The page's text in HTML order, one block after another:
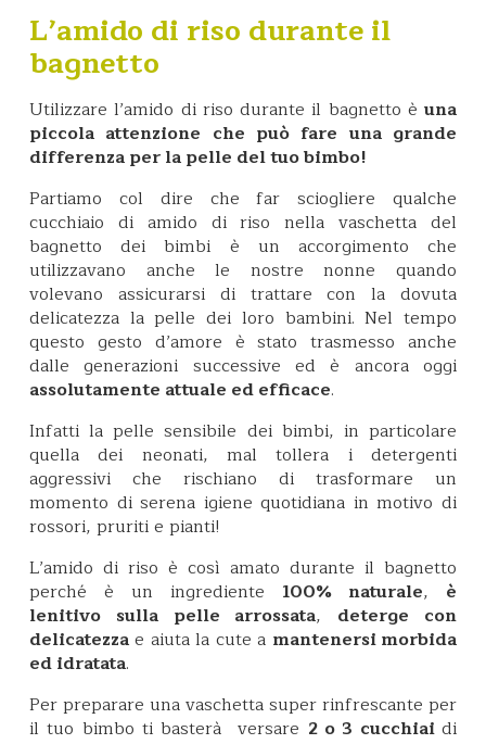
L’amido di riso durante il
bagnetto
Utilizzare l’amido di riso durante il bagnetto è una
piccola attenzione che può fare una grande
differenza per la pelle del tuo bimbo!
Partiamo col dire che far sciogliere qualche
cucchiaio di amido di riso nella vaschetta del
bagnetto dei bimbi è un accorgimento che
utilizzavano anche le nostre nonne quando
volevano assicurarsi di trattare con la dovuta
delicatezza la pelle dei loro bambini. Nel tempo
questo gesto d’amore è stato trasmesso anche
dalle generazioni successive ed è ancora oggi
assolutamente attuale ed efficace.
Infatti la pelle sensibile dei bimbi, in particolare
quella dei neonati, mal tollera i detergenti
aggressivi che rischiano di trasformare un
momento di serena igiene quotidiana in motivo di
rossori, pruriti e pianti!
L’amido di riso è così amato durante il bagnetto
perché è un ingrediente 100% naturale, è
lenitivo sulla pelle arrossata, deterge con
delicatezzae aiuta la cute a mantenersi morbida
ed idratata.
Per preparare una vaschetta super rinfrescante per
il tuo bimbo ti basterà versare 2 o 3 cucchiaidi